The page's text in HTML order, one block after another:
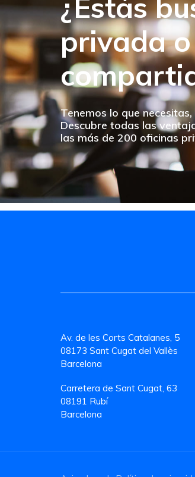
privada
Tenemos lo que
Descubre todas las
las más de 200 oficinas
Av. de les Corts Catalanes, 5
08173 Sant Cugat del Vallès
Barcelona
Carretera de Sant Cugat, 63
08191 Rubí
Barcelona